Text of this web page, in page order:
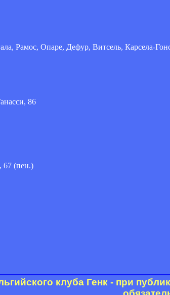
Рамос, Опаре, Дефур, Витсель, Карсела-
86
67 (пен.)
клуба Генк - при